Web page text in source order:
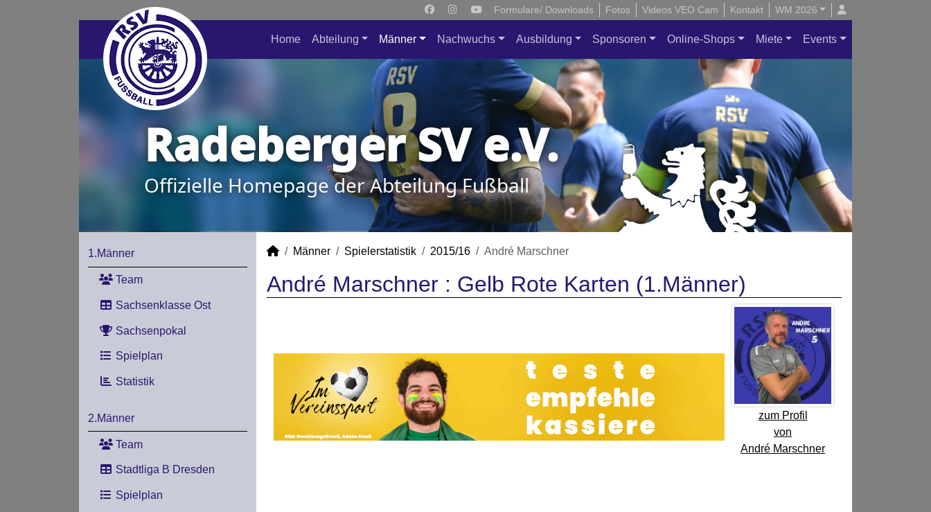
Formulare/ Downloads Fotos Videos VEO Cam Kontakt WM 2026
Home Abteilung Männer Nachwuchs Ausbildung Sponsoren Online-Shops Miete Events
Radeberger SV e.V.
Offizielle Homepage der Abteilung Fußball
1.Männer
Team
Sachsenklasse Ost
Sachsenpokal
Spielplan
Statistik
2.Männer
Team
Stadtliga B Dresden
Spielplan
Männer Spielerstatistik 2015/16 André Marschner
André Marschner : Gelb Rote Karten (1.Männer)
zum Profil
von
André Marschner